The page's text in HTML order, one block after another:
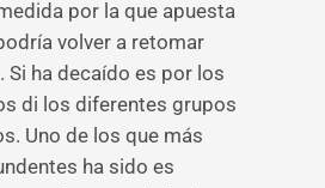
por la que apuesta
volver a retomar
Si ha decaído es por los
di los diferentes grupos
Uno de los que más
ha sido es